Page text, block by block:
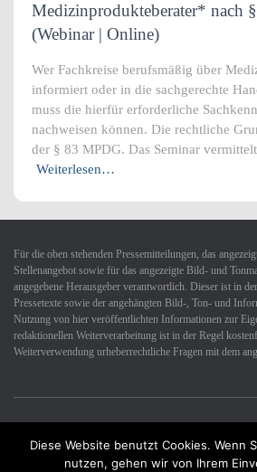
Medizinprodukteberater* nach
(Webinar | Online)
Wer Fachkreise berufsmäßig über
informiert oder in die sachgerechte
muss die hierfür erforderliche
nachweisen können. Die rechtliche
der § 83 MPDG. Das Seminar
Weiterlesen…
Für die oben stehenden Pressemitteilungen, das
Stellenangebot sowie für das angezeigte Bild- und
angegebene Herausgeber verantwortlich. Dieser ist in
Pressetexte sowie der angehängten Bild-, Ton- und
Nutzung von hier veröffentlichten Informationen zur
redaktionellen Weiterverarbeitung ist in der Regel
Weiterverwendung urheberrechtliche Fragen mit dem
Datenschutzerklärung
Diese Website benutzt Cookies. Wenn
nutzen, gehen wir von Ihrem